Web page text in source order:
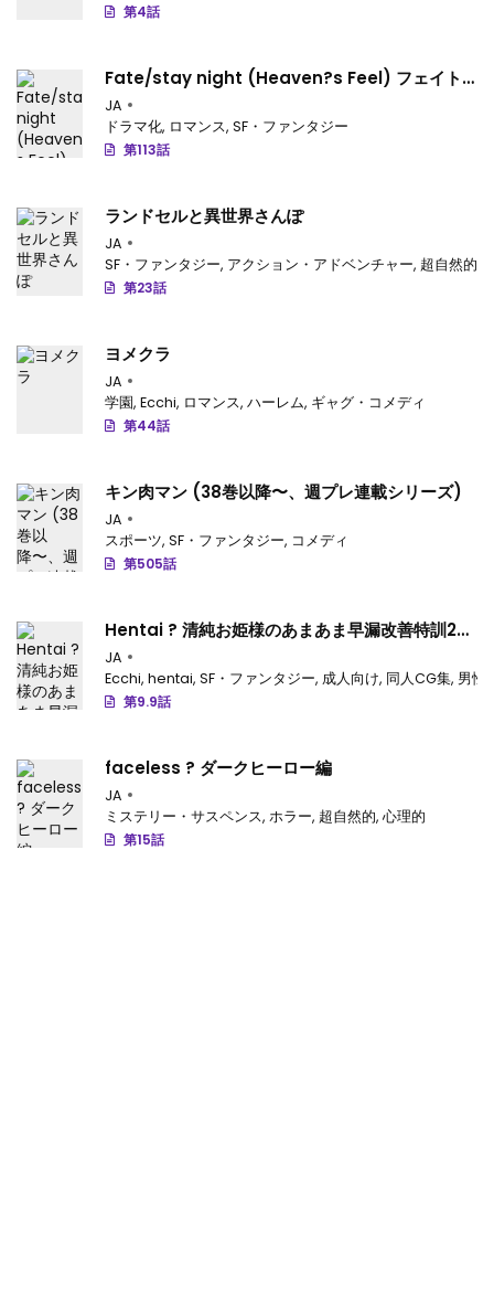
第4話
Fate/stay night (Heaven?s Feel) フェイト/
ゼロ
JA
ドラマ化, ロマンス, SF・ファンタジー
第113話
ランドセルと異世界さんぽ
JA
SF・ファンタジー, アクション・アドベンチャー, 超自然的
第23話
ヨメクラ
JA
学園, Ecchi, ロマンス, ハーレム, ギャグ・コメディ
第44話
キン肉マン (38巻以降〜、週プレ連載シリーズ)
JA
スポーツ, SF・ファンタジー, コメディ
第505話
Hentai ? 清純お姫様のあまあま早漏改善特訓2
(甘城ブリリアントパーク)
JA
Ecchi, hentai, SF・ファンタジー, 成人向け, 同人CG集, 男性
第9.9話
faceless ? ダークヒーロー編
JA
ミステリー・サスペンス, ホラー, 超自然的, 心理的
第15話